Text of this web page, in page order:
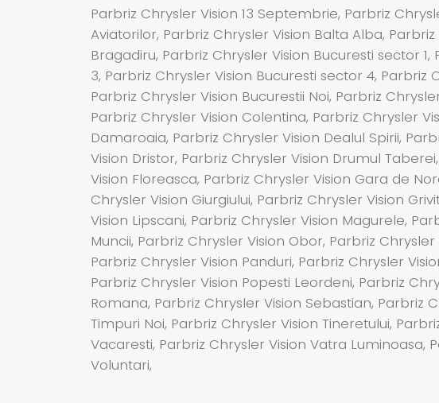
Parbriz Chrysler Vision 13 Septembrie, Parbriz
Aviatorilor, Parbriz Chrysler Vision Balta Alba,
Bragadiru, Parbriz Chrysler Vision Bucuresti sector
3, Parbriz Chrysler Vision Bucuresti sector 4,
Parbriz Chrysler Vision Bucurestii Noi, Parbriz
Parbriz Chrysler Vision Colentina, Parbriz Chrysler
Damaroaia, Parbriz Chrysler Vision Dealul Spirii,
Vision Dristor, Parbriz Chrysler Vision Drumul
Vision Floreasca, Parbriz Chrysler Vision Gara de
Chrysler Vision Giurgiului, Parbriz Chrysler Vision
Vision Lipscani, Parbriz Chrysler Vision Magurele,
Muncii, Parbriz Chrysler Vision Obor, Parbriz
Parbriz Chrysler Vision Panduri, Parbriz Chrysler
Parbriz Chrysler Vision Popesti Leordeni, Parbriz
Romana, Parbriz Chrysler Vision Sebastian, Parbriz
Timpuri Noi, Parbriz Chrysler Vision Tineretului,
Vacaresti, Parbriz Chrysler Vision Vatra Luminoasa,
Voluntari,